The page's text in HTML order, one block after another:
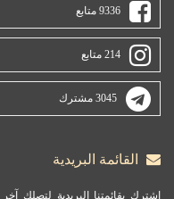
9336 متابع
214 متابع
3045 مشترك
القائمة البريدية
اشترك بقائمتنا البريدية لتصلك